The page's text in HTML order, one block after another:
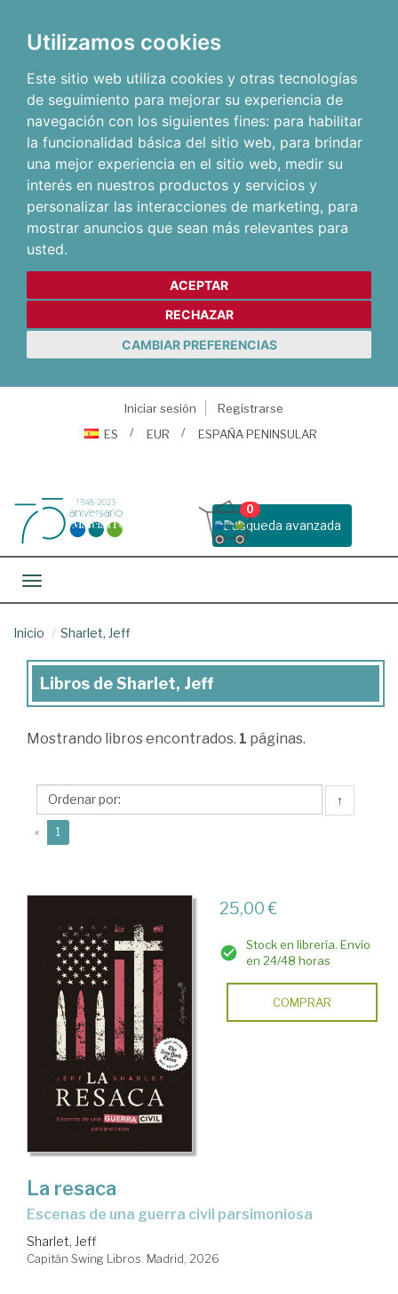
Utilizamos cookies
Este sitio web utiliza cookies y otras tecnologías
de seguimiento para mejorar su experiencia de
navegación con los siguientes fines: para habilitar
la funcionalidad básica del sitio web, para brindar
una mejor experiencia en el sitio web, medir su
interés en nuestros productos y servicios y
personalizar las interacciones de marketing, para
mostrar anuncios que sean más relevantes para
usted.
ACEPTAR
RECHAZAR
CAMBIAR PREFERENCIAS
Iniciar sesión
Registrarse
ES
EUR ESPAÑA PENINSULAR
Busqueda avanzada
0
Toggle navigation
Inicio Sharlet, Jeff
Libros
Sharlet,
Libros de Sharlet, Jeff
Mostrando libros encontrados. 1 páginas.
↑
« 1
25,00 €
Stock en librería. Envío
en 24/48 horas
COMPRAR
La resaca
Escenas de una guerra civil parsimoniosa
Sharlet, Jeff
Capitán Swing Libros. Madrid, 2026